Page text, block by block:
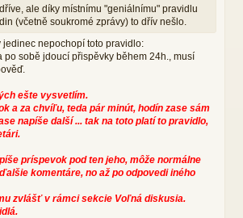
ale díky místnímu "geniálnímu" pravidlu
(včetně soukromé zprávy) to dřív nešlo.
jedinec nepochopí toto pravidlo:
po sobě jdoucí přispěvky během 24h., musí
ešte vysvetlím.
a za chvíľu, teda pár minút, hodín zase sám
napíše další ... tak na toto platí to pravidlo,
príspevok pod ten jeho, môže normálne
komentáre, no až po odpovedi iného
zvlášť v rámci sekcie Voľná diskusia.